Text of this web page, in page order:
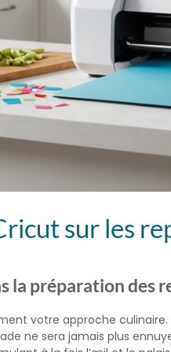
sur les
la préparation des
votre approche
ne sera jamais plus